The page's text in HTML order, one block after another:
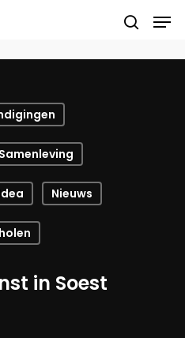
Nieuws
in Soest